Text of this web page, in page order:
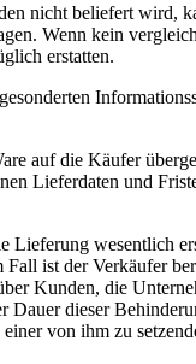
nicht beliefert wird,
Wenn kein
erstatten.
auf die Käufer
Lieferdaten und
wesentlich
ist der Verkäufer
Kunden, die
dieser
von ihm zu